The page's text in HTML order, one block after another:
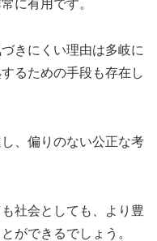
に有用です。
きにくい理由は多岐に
るための手段も存在し
、偏りのない公正な考
社会としても、より豊
ができるでしょう。